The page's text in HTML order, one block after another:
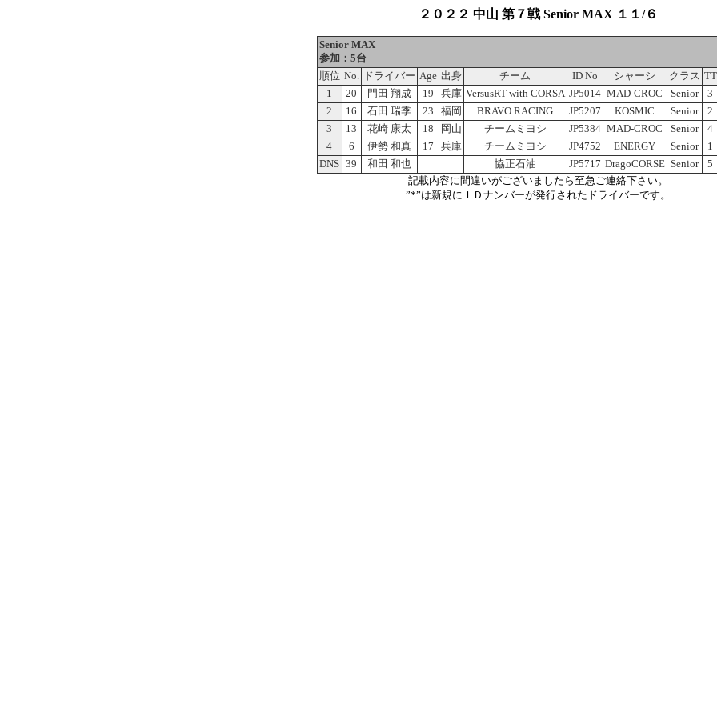
２０２２ 中山 第７戦 Senior MAX １１/６
Senior MAX
参加：5台
順位 No. ドライバー Age 出身 チーム ID No シャーシ クラス TT
1
20 門田 翔成 19 兵庫 VersusRT with CORSA JP5014 MAD-CROC Senior 3
2
16 石田 瑞季 23 福岡 BRAVO RACING JP5207 KOSMIC Senior 2
3
13 花崎 康太 18 岡山 チームミヨシ JP5384 MAD-CROC Senior 4
4
6 伊勢 和真 17 兵庫 チームミヨシ JP4752 ENERGY Senior 1
DNS 39 和田 和也 協正石油 JP5717 DragoCORSE Senior 5
記載内容に間違いがございましたら至急ご連絡下さい。
”*”は新規にＩＤナンバーが発行されたドライバーです。